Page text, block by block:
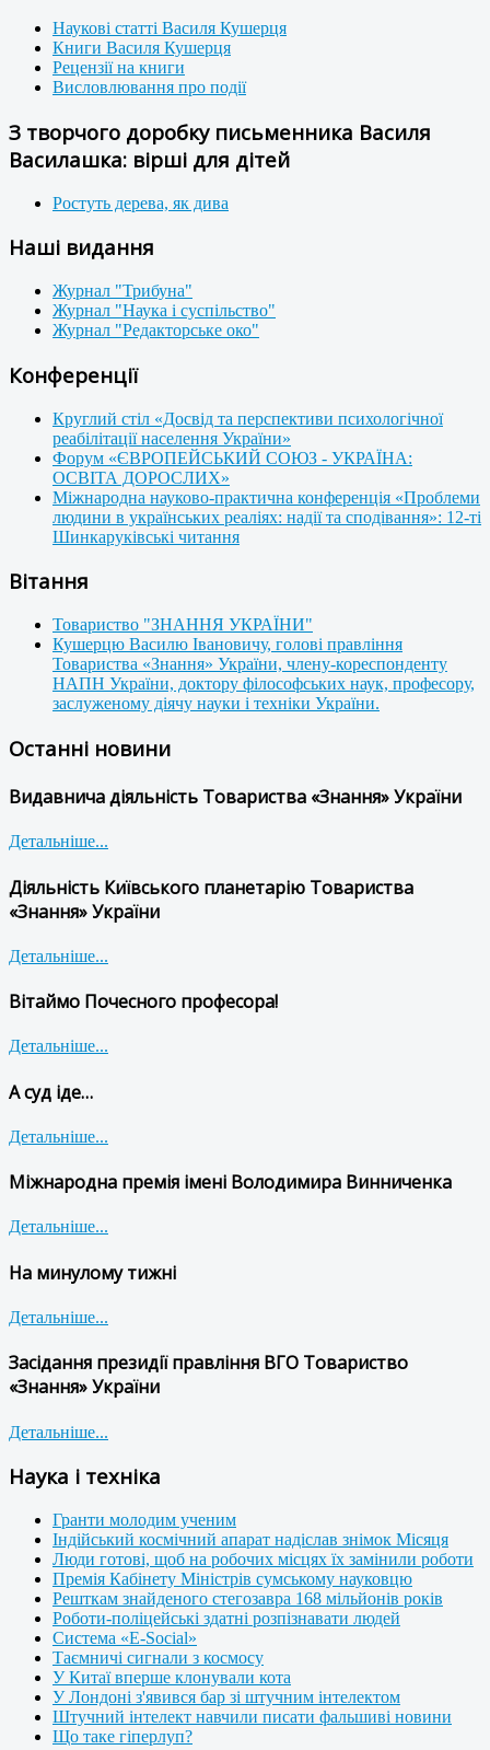
Наукові статті Василя Кушерця
Книги Василя Кушерця
Рецензії на книги
Висловлювання про події
З творчого доробку письменника Василя
Василашка: вірші для дітей
Ростуть дерева, як дива
Наші видання
Журнал "Трибуна"
Журнал "Наука і суспільство"
Журнал "Редакторське око"
Конференції
Круглий стіл «Досвід та перспективи психологічної
реабілітації населення України»
Форум «ЄВРОПЕЙСЬКИЙ СОЮЗ - УКРАЇНА:
ОСВІТА ДОРОСЛИХ»
Міжнародна науково-практична конференція «Проблеми
людини в українських реаліях: надії та сподівання»: 12-ті
Шинкаруківські читання
Вітання
Товариство "ЗНАННЯ УКРАЇНИ"
Кушерцю Василю Івановичу, голові правління
Товариства «Знання» України, члену-кореспонденту
НАПН України, доктору філософських наук, професору,
заслуженому діячу науки і техніки України.
Останні новини
Видавнича діяльність Товариства «Знання» України
Детальніше...
Діяльність Київського планетарію Товариства
«Знання» України
Детальніше...
Вітаймо Почесного професора!
Детальніше...
А суд іде…
Детальніше...
Міжнародна премія імені Володимира Винниченка
Детальніше...
На минулому тижні
Детальніше...
Засідання президії правління ВГО Товариство
«Знання» України
Детальніше...
Наука і техніка
Гранти молодим ученим
Індійський космічний апарат надіслав знімок Місяця
Люди готові, щоб на робочих місцях їх замінили роботи
Премія Кабінету Міністрів сумському науковцю
Решткам знайденого стегозавра 168 мільйонів років
Роботи-поліцейські здатні розпізнавати людей
Система «E-Social»
Таємничі сигнали з космосу
У Китаї вперше клонували кота
У Лондоні з'явився бар зі штучним інтелектом
Штучний інтелект навчили писати фальшиві новини
Що таке гіперлуп?